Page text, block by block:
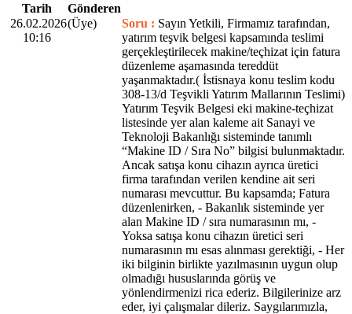
Tarih
Gönderen
26.02.2026
10:16
(Üye) Soru : Sayın Yetkili, Firmamız tarafından,
yatırım teşvik belgesi kapsamında teslimi
gerçekleştirilecek makine/teçhizat için fatura
düzenleme aşamasında tereddüt
yaşanmaktadır.( İstisnaya konu teslim kodu
308-13/d Teşvikli Yatırım Mallarının Teslimi)
Yatırım Teşvik Belgesi eki makine-teçhizat
listesinde yer alan kaleme ait Sanayi ve
Teknoloji Bakanlığı sisteminde tanımlı
“Makine ID / Sıra No” bilgisi bulunmaktadır.
Ancak satışa konu cihazın ayrıca üretici
firma tarafından verilen kendine ait seri
numarası mevcuttur. Bu kapsamda; Fatura
düzenlenirken, - Bakanlık sisteminde yer
alan Makine ID / sıra numarasının mı, -
Yoksa satışa konu cihazın üretici seri
numarasının mı esas alınması gerektiği, - Her
iki bilginin birlikte yazılmasının uygun olup
olmadığı hususlarında görüş ve
yönlendirmenizi rica ederiz. Bilgilerinize arz
eder, iyi çalışmalar dileriz. Saygılarımızla,